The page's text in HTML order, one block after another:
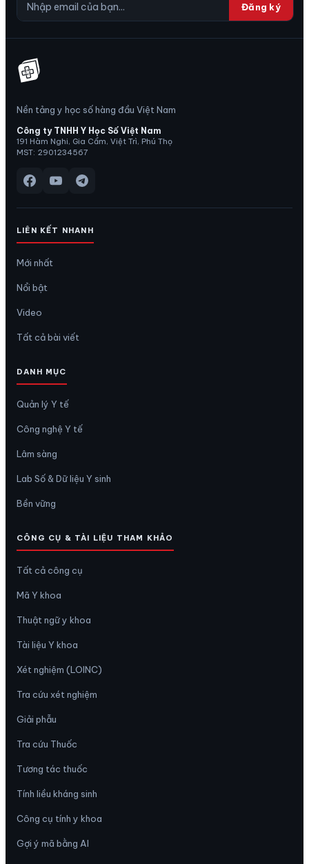
Đăng ký
Nền tảng y học số hàng đầu Việt Nam
Công ty TNHH Y Học Số Việt Nam
191 Hàm Nghi, Gia Cẩm, Việt Trì, Phú Thọ
MST: 2901234567
LIÊN KẾT NHANH
Mới nhất
Nổi bật
Video
Tất cả bài viết
DANH MỤC
Quản lý Y tế
Công nghệ Y tế
Lâm sàng
Lab Số & Dữ liệu Y sinh
Bền vững
CÔNG CỤ & TÀI LIỆU THAM KHẢO
Tất cả công cụ
Mã Y khoa
Thuật ngữ y khoa
Tài liệu Y khoa
Xét nghiệm (LOINC)
Tra cứu xét nghiệm
Giải phẫu
Tra cứu Thuốc
Tương tác thuốc
Tính liều kháng sinh
Công cụ tính y khoa
Gợi ý mã bằng AI